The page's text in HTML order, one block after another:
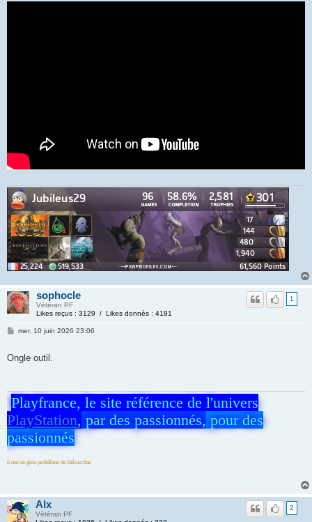
sophocle
Vétéran PF
Likes reçus : 3129 / Likes donnés : 4181
1
mer. 10 juin 2026 23:06
Ongle outil.
Playfrance, le site référence de l'univers
PlayStation, par des passionnés, pour des
passionnés
hiérarchie
Alx
Vétéran PF
2